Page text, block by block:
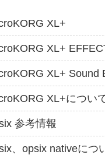
XL+
XL+
XL+ Sound
XL+につい
参考情報
、opsix nativeにつ